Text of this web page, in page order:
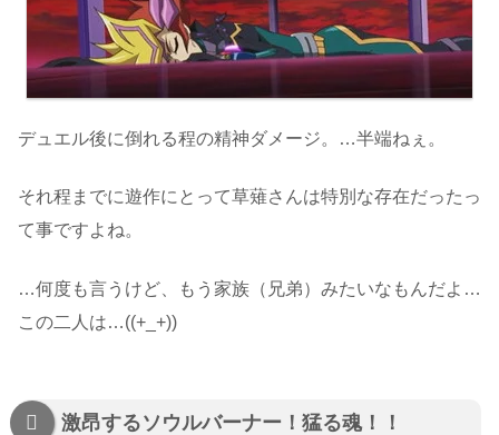
デュエル後に倒れる程の精神ダメージ。…半端ねぇ。
それ程までに遊作にとって草薙さんは特別な存在だったっ
て事ですよね。
…何度も言うけど、もう家族（兄弟）みたいなもんだよ…
この二人は…((+_+))
激昂するソウルバーナー！猛る魂！！